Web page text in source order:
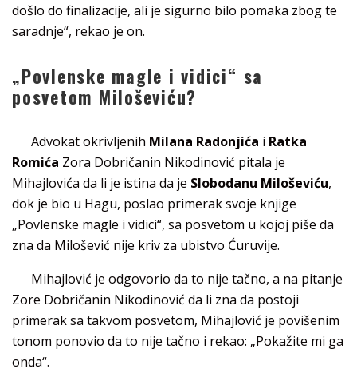
došlo do finalizacije, ali je sigurno bilo pomaka zbog te
saradnje“, rekao je on.
„Povlenske magle i vidici“ sa
posvetom Miloševiću?
Advokat okrivljenih Milana Radonjića i Ratka
Romića Zora Dobričanin Nikodinović pitala je
Mihajlovića da li je istina da je Slobodanu Miloševiću,
dok je bio u Hagu, poslao primerak svoje knjige
„Povlenske magle i vidici“, sa posvetom u kojoj piše da
zna da Milošević nije kriv za ubistvo Ćuruvije.
Mihajlović je odgovorio da to nije tačno, a na pitanje
Zore Dobričanin Nikodinović da li zna da postoji
primerak sa takvom posvetom, Mihajlović je povišenim
tonom ponovio da to nije tačno i rekao: „Pokažite mi ga
onda“.